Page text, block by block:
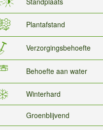
Plantafstand
Verzorgingsbehoefte
Behoefte aan water
Winterhard
Groenblijvend